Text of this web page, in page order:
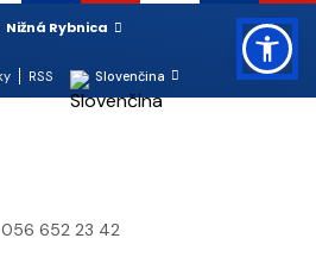
Nižná Rybnica
RSS Slovenčina
056 652 23 42